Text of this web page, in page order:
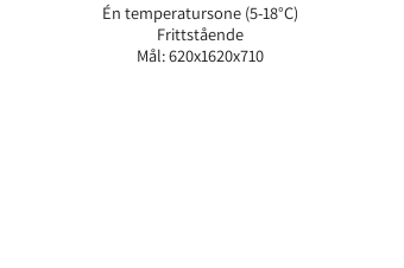
Én temperatursone (5-18°C)
Frittstående
Mål: 620x1620x710